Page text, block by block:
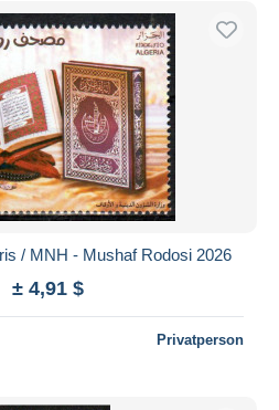
/ MNH - Mushaf Rodosi 2026
± 4,91 $
Privatperson